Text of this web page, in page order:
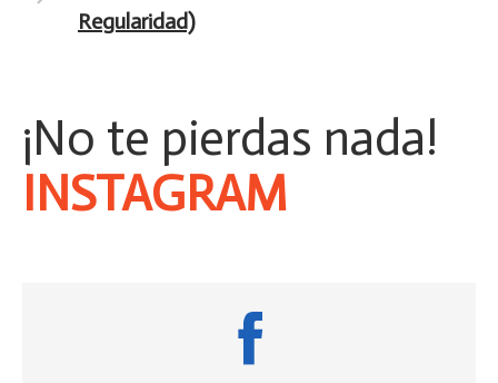
Regularidad)
¡No te pierdas nada!
INSTAGRAM